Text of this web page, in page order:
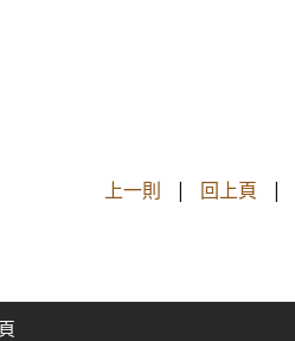
上一則 | 回上頁 |